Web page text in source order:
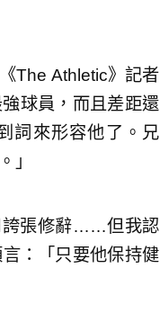
The Athletic》記者
球員，而且差距還
詞來形容他了。兄
」
誇張修辭……但我認
：「只要他保持健